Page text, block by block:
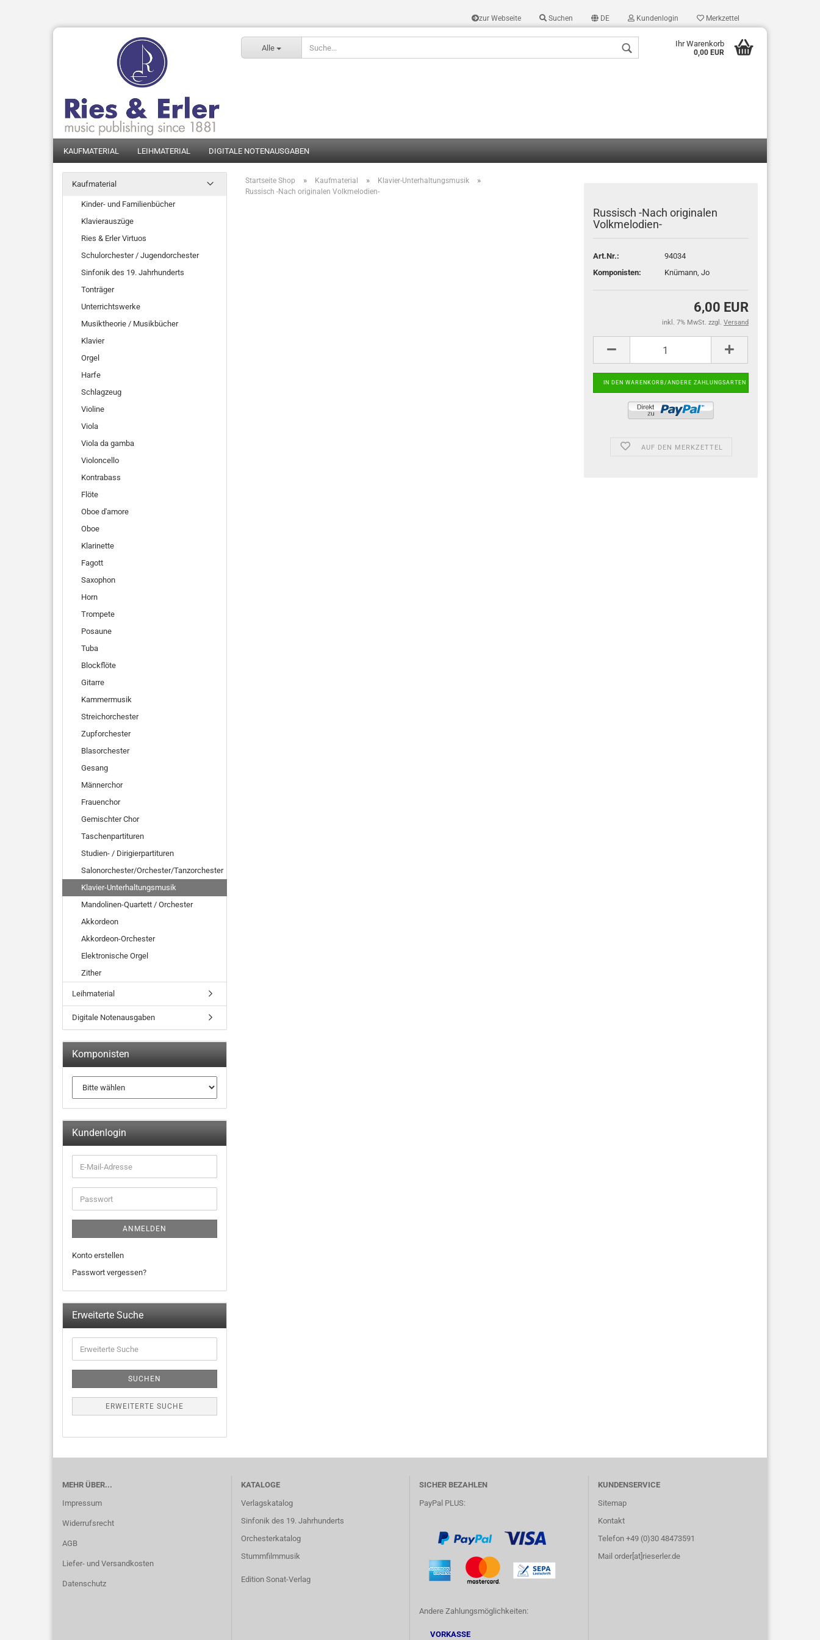
zur Webseite Suchen DE Kundenlogin Merkzettel
Alle Ihr Warenkorb
0,00 EUR
KAUFMATERIAL LEIHMATERIAL DIGITALE NOTENAUSGABEN
Startseite Shop » Kaufmaterial » Klavier-Unterhaltungsmusik »
Russisch -Nach originalen Volkmelodien-
Russisch -Nach originalen
Volkmelodien-
Art.Nr.:
94034
Komponisten:
Knümann, Jo
6,00 EUR
inkl. 7% MwSt. zzgl. Versand
AUF DEN MERKZETTEL
Kaufmaterial
Kinder- und Familienbücher
Klavierauszüge
Ries & Erler Virtuos
Schulorchester / Jugendorchester
Sinfonik des 19. Jahrhunderts
Tonträger
Unterrichtswerke
Musiktheorie / Musikbücher
Klavier
Orgel
Harfe
Schlagzeug
Violine
Viola
Viola da gamba
Violoncello
Kontrabass
Flöte
Oboe d'amore
Oboe
Klarinette
Fagott
Saxophon
Horn
Trompete
Posaune
Tuba
Blockflöte
Gitarre
Kammermusik
Streichorchester
Zupforchester
Blasorchester
Gesang
Männerchor
Frauenchor
Gemischter Chor
Taschenpartituren
Studien- / Dirigierpartituren
Salonorchester/Orchester/Tanzorchester
Klavier-Unterhaltungsmusik
Mandolinen-Quartett / Orchester
Akkordeon
Akkordeon-Orchester
Elektronische Orgel
Zither
Leihmaterial
Digitale Notenausgaben
Komponisten
Kundenlogin
ANMELDEN
Konto erstellen
Passwort vergessen?
Erweiterte Suche
SUCHEN
ERWEITERTE SUCHE
MEHR ÜBER...
Impressum
Widerrufsrecht
AGB
Liefer- und Versandkosten
Datenschutz
KATALOGE
Verlagskatalog
Sinfonik des 19. Jahrhunderts
Orchesterkatalog
Stummfilmmusik
Edition Sonat-Verlag
SICHER BEZAHLEN
PayPal PLUS:
Andere Zahlungsmöglichkeiten:
VORKASSE
KUNDENSERVICE
Sitemap
Kontakt
Telefon +49 (0)30 48473591
Mail order[at]rieserler.de